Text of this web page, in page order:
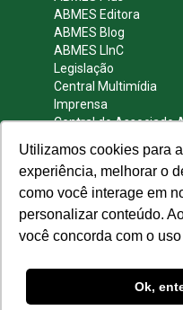
Utilizamos cookies para
experiência, melhorar o
como você interage em
personalizar conteúdo.
você concorda com o
Ok,
ABMES Editora
ABMES Blog
ABMES LInC
Legislação
Central Multimídia
Imprensa
Central do Associado
REDES SOCIAIS